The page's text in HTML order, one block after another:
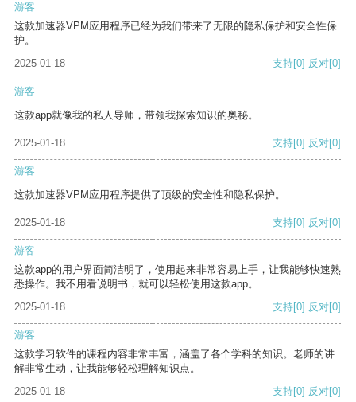
游客
这款加速器VPM应用程序已经为我们带来了无限的隐私保护和安全性保
护。
2025-01-18
支持[0] 反对[0]
游客
这款app就像我的私人导师，带领我探索知识的奥秘。
2025-01-18 支持[0] 反对[0]
游客
这款加速器VPM应用程序提供了顶级的安全性和隐私保护。
2025-01-18 支持[0] 反对[0]
游客
这款app的用户界面简洁明了，使用起来非常容易上手，让我能够快速熟
悉操作。我不用看说明书，就可以轻松使用这款app。
2025-01-18
支持[0] 反对[0]
游客
这款学习软件的课程内容非常丰富，涵盖了各个学科的知识。老师的讲
解非常生动，让我能够轻松理解知识点。
2025-01-18
支持[0] 反对[0]